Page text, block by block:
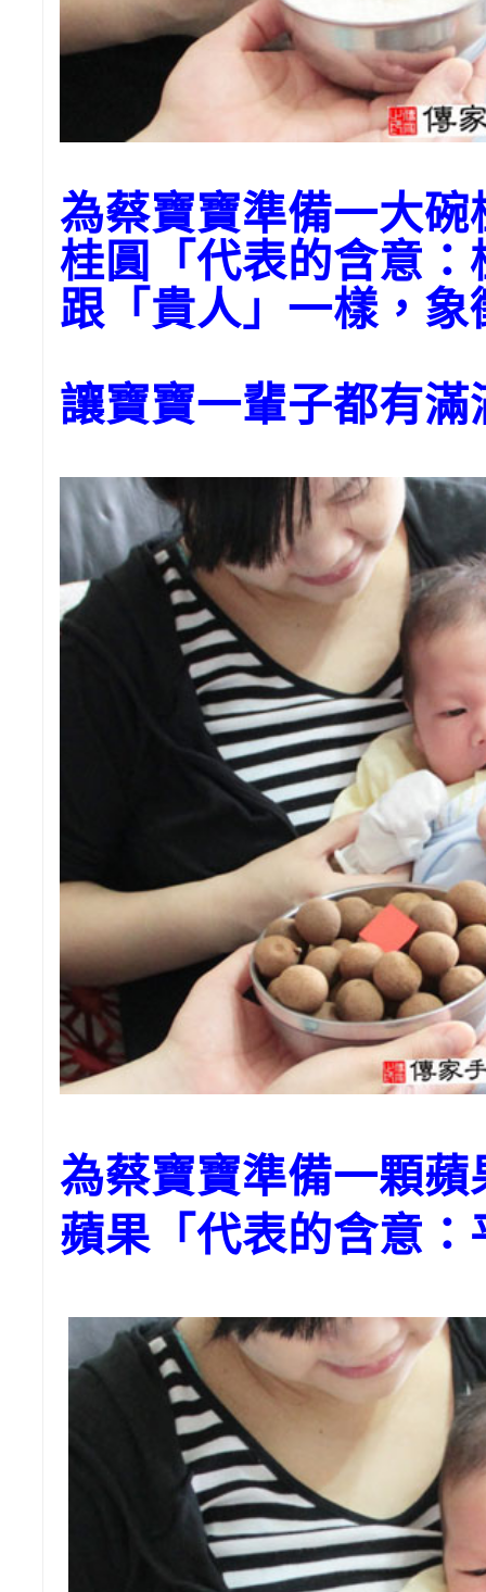
為蔡寶寶準備一大碗
桂圓「代表的含意
跟「貴人」一樣，
讓寶寶一輩子都有
為蔡寶寶準備一
蘋果「代表的含意：